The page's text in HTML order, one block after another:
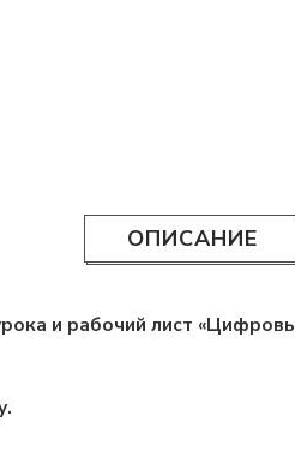
ОПИСАНИЕ
и рабочий лист